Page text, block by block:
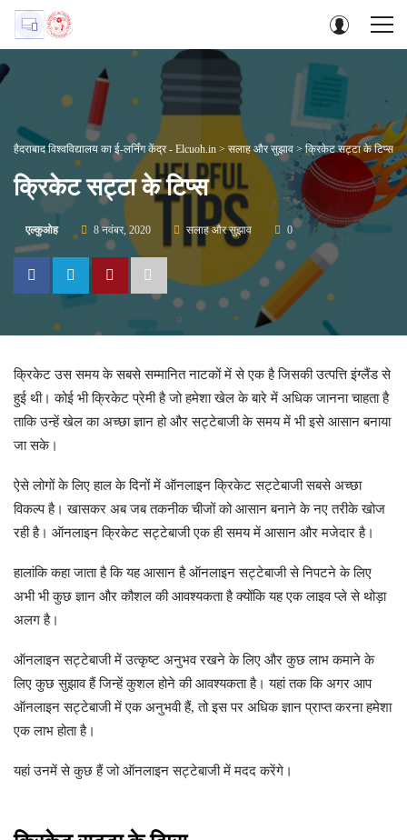
हैदराबाद विश्वविद्यालय का ई-लर्निंग केंद्र - Elcuoh.in > सलाह और सुझाव >क्रिकेट सट्टा के टिप्स
क्रिकेट सट्टा के टिप्स
एल्कुओह 8 नवंबर, 2020 सलाह और सुझाव 0
क्रिकेट उस समय के सबसे सम्मानित नाटकों में से एक है जिसकी उत्पत्ति इंग्लैंड से
हुई थी। कोई भी क्रिकेट प्रेमी है जो हमेशा खेल के बारे में अधिक जानना चाहता है
ताकि उन्हें खेल का अच्छा ज्ञान हो और सट्टेबाजी के समय में भी इसे आसान बनाया
जा सके।
ऐसे लोगों के लिए हाल के दिनों में ऑनलाइन क्रिकेट सट्टेबाजी सबसे अच्छा
विकल्प है। खासकर अब जब तकनीक चीजों को आसान बनाने के नए तरीके खोज
रही है। ऑनलाइन क्रिकेट सट्टेबाजी एक ही समय में आसान और मजेदार है।
हालांकि कहा जाता है कि यह आसान है ऑनलाइन सट्टेबाजी से निपटने के लिए
अभी भी कुछ ज्ञान और कौशल की आवश्यकता है क्योंकि यह एक लाइव प्ले से थोड़ा
अलग है।
ऑनलाइन सट्टेबाजी में उत्कृष्ट अनुभव रखने के लिए और कुछ लाभ कमाने के
लिए कुछ सुझाव हैं जिन्हें कुशल होने की आवश्यकता है। यहां तक कि अगर आप
ऑनलाइन सट्टेबाजी में एक अनुभवी हैं, तो इस पर अधिक ज्ञान प्राप्त करना हमेशा
एक लाभ होता है।
यहां उनमें से कुछ हैं जो ऑनलाइन सट्टेबाजी में मदद करेंगे।